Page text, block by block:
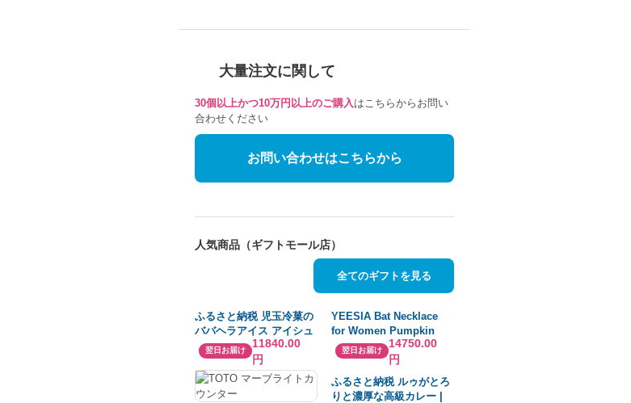
大量注文に関して
30個以上かつ10万円以上のご購入 はこちらからお問い
合わせください
お問い合わせはこちらから
人気商品（ギフトモール店）
全てのギフトを見る
ふるさと納税 児玉冷菓の
ババヘラアイス アイシュ
ー（アイス・シュークリ
ーム）10個セット
翌日お届け
11840.00
円
YEESIA Bat Necklace
for Women Pumpkin
Cross Necklaces S925
Sterl 並行輸入品
翌日お届け
14750.00
円
ふるさと納税 ルゥがとろ
りと濃厚な高級カレー |